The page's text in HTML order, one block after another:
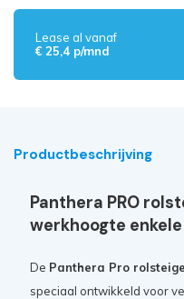
Lease al vanaf
€ 25,4 p/mnd
Productbeschrijving
Panthera PRO
werkhoogte
De Panthera Pro
speciaal ontwikkeld voor